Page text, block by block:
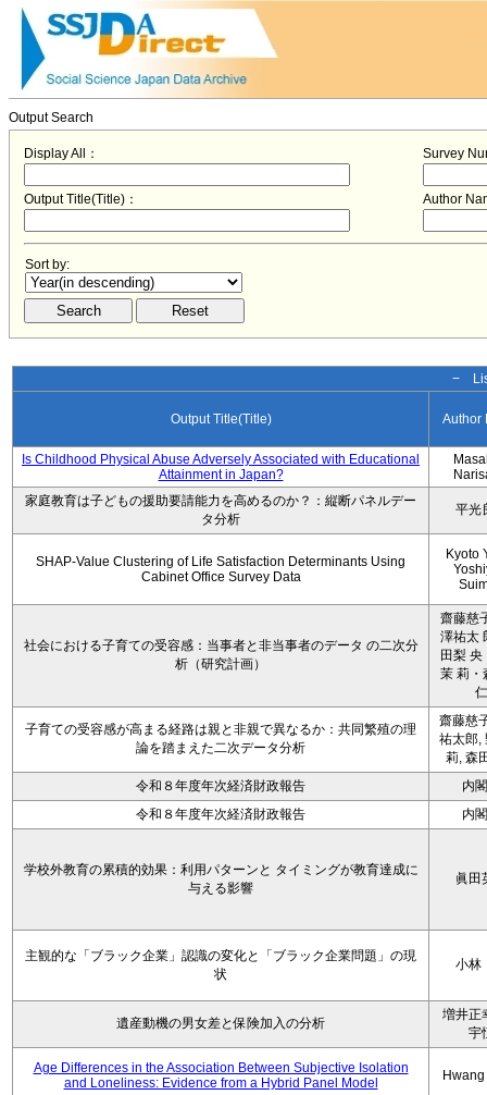
Output Search
Display All： Survey
Output Title(Title)： Author
Sort by:
−
Output Title(Title) Author
Is Childhood Physical Abuse Adversely Associated with Educational
Attainment in Japan?
家庭教育は子どもの援助要請能力を高めるのか？：縦断パネルデー
タ分析
平光
SHAP-Value Clustering of Life Satisfaction Determinants Using
Cabinet Office Survey Data
Kyoto
社会における子育ての受容感：当事者と非当事者のデータ の二次分
析（研究計画）
齋藤慈
澤祐太
田梨 央
茉 莉・
仁
子育ての受容感が高まる経路は親と非親で異なるか：共同繁殖の理
論を踏まえた二次データ分析
齋藤慈
祐太郎,
莉, 森
令和８年度年次経済財政報告
内
令和８年度年次経済財政報告
内
学校外教育の累積的効果：利用パターンと タイミングが教育達成に
与える影響
眞田
主観的な「ブラック企業」認識の変化と「ブラック企業問題」の現
状
小
遺産動機の男女差と保険加入の分析
増井正
宇
Age Differences in the Association Between Subjective Isolation
and Loneliness: Evidence from a Hybrid Panel Model